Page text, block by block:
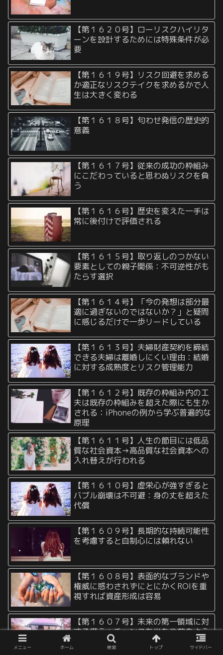
【第１６２０号】ローリスクハイリタ
ーンを設計するためには特殊条件が必
要
【第１６１９号】リスク回避を求める
か適正なリスクテイクを求めるかで人
生は大きく変わる
【第１６１８号】匂わせ発信の歴史的
意義
【第１６１７号】従来の成功の枠組み
にこだわっていると思わぬリスクを負
う
【第１６１６号】歴史を変えた一手は
常に後付けで評価される
【第１６１５号】取り返しのつかない
要素としての親子関係：不可逆性がも
たらす選択
【第１６１４号】「今の発想は部分最
適に過ぎないのではないか？」と疑問
に感じるだけで一歩リードしている
【第１６１３号】夫婦財産契約を締結
できる夫婦は離婚しにくい理由：結婚
に対する成熟度とリスク管理能力
【第１６１２号】既存の枠組み内の工
夫は既存の枠組みを超えた際にも生か
される：iPhoneの例から学ぶ普遍的な
原理
【第１６１１号】人生の節目には低品
質な社会資本→高品質な社会資本への
入れ替えが行われる
【第１６１０号】虚栄心が強すぎると
バブル崩壊は不可避：身の丈を超えた
代償
【第１６０９号】長期的な持続可能性
を考慮すると自制心には頼れない
【第１６０８号】表面的なブランドや
権威に惑わされずにとにかくROIを重
視すれば資産形成は容易
【第１６０７号】未来の第一領域に対
する備え：チャンスを当たり前のよう
に掴むための戦略
メニュー ホーム 検索 トップ サイドバー